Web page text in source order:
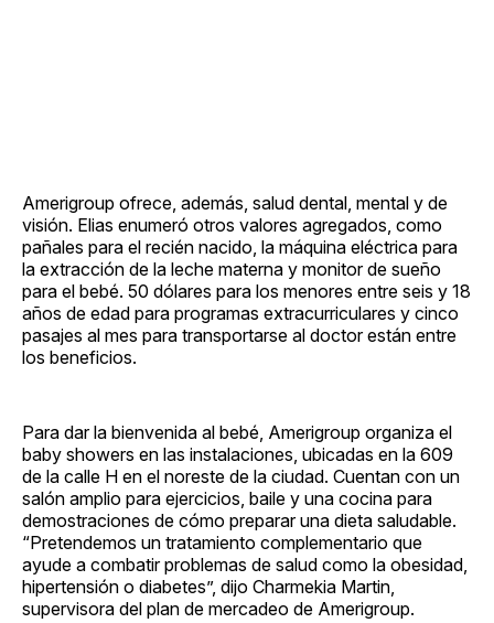
Amerigroup ofrece, además, salud dental, mental y de
visión. Elias enumeró otros valores agregados, como
pañales para el recién nacido, la máquina eléctrica para
la extracción de la leche materna y monitor de sueño
para el bebé. 50 dólares para los menores entre seis y 18
años de edad para programas extracurriculares y cinco
pasajes al mes para transportarse al doctor están entre
los beneficios.
Para dar la bienvenida al bebé, Amerigroup organiza el
baby showers en las instalaciones, ubicadas en la 609
de la calle H en el noreste de la ciudad. Cuentan con un
salón amplio para ejercicios, baile y una cocina para
demostraciones de cómo preparar una dieta saludable.
“Pretendemos un tratamiento complementario que
ayude a combatir problemas de salud como la obesidad,
hipertensión o diabetes”, dijo Charmekia Martin,
supervisora del plan de mercadeo de Amerigroup.